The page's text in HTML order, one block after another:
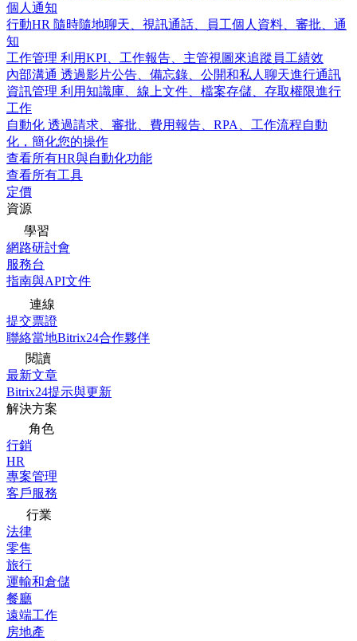
個人通知
行動HR 隨時隨地聊天、視訊通話、員工個人資料、審批、通
知
工作管理 利用KPI、工作報告、主管視圖來追蹤員工績效
內部溝通 透過影片公告、備忘錄、公開和私人聊天進行通訊
資訊管理 利用知識庫、線上文件、檔案存儲、存取權限進行
工作
自動化 透過請求、審批、費用報告、RPA、工作流程自動
化，簡化您的操作
查看所有HR與自動化功能
查看所有工具
定價
資源
學習
網路研討會
服務台
指南與API文件
連線
提交票證
聯絡當地Bitrix24合作夥伴
閱讀
最新文章
Bitrix24提示與更新
解決方案
角色
行銷
HR
專案管理
客戶服務
行業
法律
零售
旅行
運輸和倉儲
餐廳
遠端工作
房地產